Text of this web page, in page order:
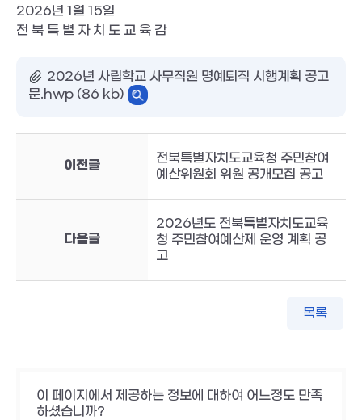
2026년 1월 15일
전 북 특 별 자 치 도 교 육 감
2026년 사립학교 사무직원 명예퇴직 시행계획 공고
문.hwp (86 kb)
이전글
전북특별자치도교육청 주민참여
예산위원회 위원 공개모집 공고
다음글
2026년도 전북특별자치도교육
청 주민참여예산제 운영 계획 공
고
목록
이 페이지에서 제공하는 정보에 대하여 어느정도 만족
하셨습니까?